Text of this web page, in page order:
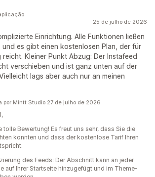
25 de julho de 2026
Einrichtung. Alle Funktionen ließen
es gibt einen kostenlosen Plan, der für
reicht. Kleiner Punkt Abzug: Der Instafeed
verschieben und ist ganz unten auf der
lags aber auch nur an meinen
por Mintt Studio 27 de julho de 2026
tolle Bewertung! Es freut uns sehr, dass Sie die
konnten und dass der kostenlose Tarif Ihren
des Feeds: Der Abschnitt kann an jeder
auf Ihrer Startseite hinzugefügt und im Theme-